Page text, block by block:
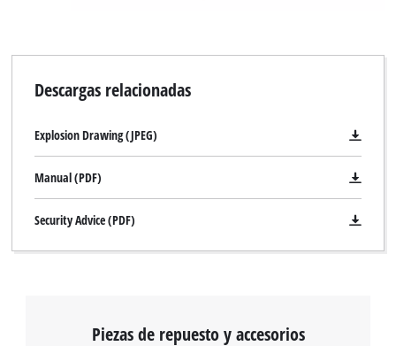
Descargas relacionadas
Explosion Drawing (JPEG)
Manual (PDF)
Security Advice (PDF)
Piezas de repuesto y accesorios